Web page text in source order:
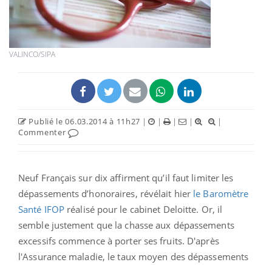
VALINCO/SIPA
Publié le 06.03.2014 à 11h27 | | | |
|
Commenter
Neuf Français sur dix affirment qu’il faut limiter les
dépassements d’honoraires, révélait hier le Baromètre
Santé IFOP réalisé pour le cabinet Deloitte. Or, il
semble justement que la chasse aux dépassements
excessifs commence à porter ses fruits. D'après
l'Assurance maladie, le taux moyen des dépassements